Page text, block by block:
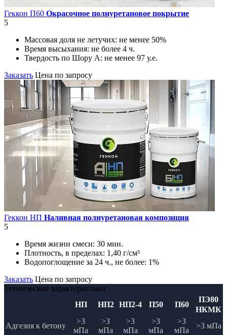
Геккон П60 Окрасочное полиуретановое покрытие
5
Массовая доля не летучих: не менее 50%
Время высыхания: не более 4 ч.
Твердость по Шору А: не менее 97 у.е.
Заказать Цена по запросу
Геккон НП Наливная полиуретановая композиция
5
Время жизни смеси: 30 мин.
Плотность, в пределах: 1,40 г/см³
Водопоглощение за 24 ч., не более: 1%
Заказать Цена по запросу
Технические характеристики
НП
НП2 НП2-4 П50 П60
ПЭ80
НКМК
Адгезия к бетону
>3
мПа
>3
мПа
>3
мПа
>3
мПа
>3
мПа
>3 мПа